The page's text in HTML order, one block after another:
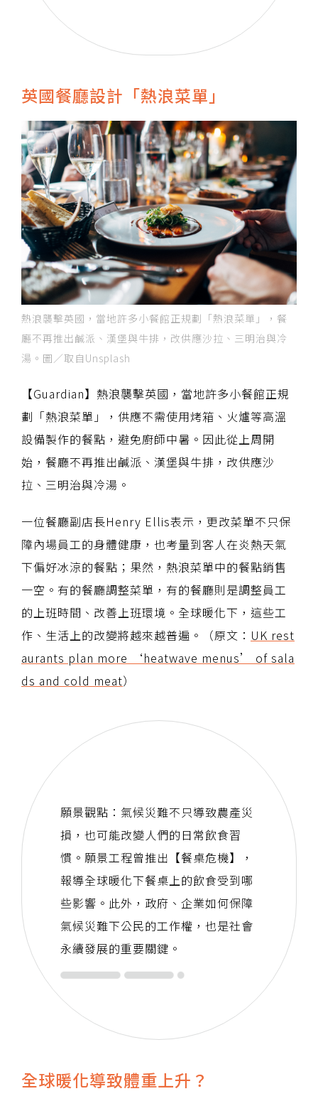
英國餐廳設計「熱浪菜單」
熱浪襲擊英國，當地許多小餐館正規劃「熱浪菜單」，餐
廳不再推出鹹派、漢堡與牛排，改供應沙拉、三明治與冷
湯。圖／取自Unsplash
【Guardian】熱浪襲擊英國，當地許多小餐館正規
劃「熱浪菜單」，供應不需使用烤箱、火爐等高溫
設備製作的餐點，避免廚師中暑。因此從上周開
始，餐廳不再推出鹹派、漢堡與牛排，改供應沙
拉、三明治與冷湯。
一位餐廳副店長Henry Ellis表示，更改菜單不只保
障內場員工的身體健康，也考量到客人在炎熱天氣
下偏好冰涼的餐點；果然，熱浪菜單中的餐點銷售
一空。有的餐廳調整菜單，有的餐廳則是調整員工
的上班時間、改善上班環境。全球暖化下，這些工
作、生活上的改變將越來越普遍。（原文： UK rest
aurants plan more ‘heatwave menus’ of sala
ds and cold meat）
願景觀點：氣候災難不只導致農產災
損，也可能改變人們的日常飲食習
慣。願景工程曾推出【餐桌危機】，
報導全球暖化下餐桌上的飲食受到哪
些影響。此外，政府、企業如何保障
氣候災難下公民的工作權，也是社會
永續發展的重要關鍵。
全球暖化導致體重上升？